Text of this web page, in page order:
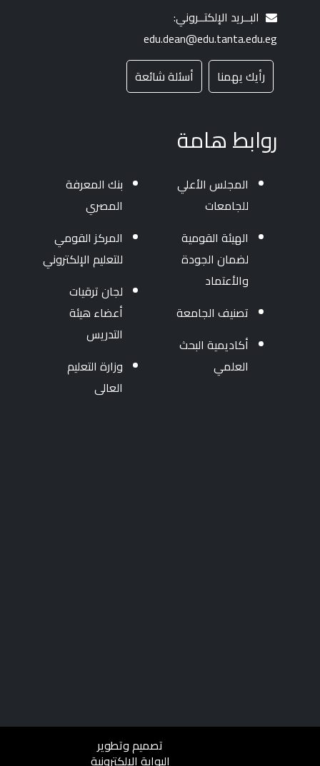
البــريد الإلكتــروني:
edu.dean@edu.tanta.edu.eg
رأيك يهمنا
أسئلة شائعة
روابط هامة
المجلس الأعلي
للجامعات
الهيئة القومية
لضمان الجودة
والأعتماد
تصنيف الجامعة
أكاديمية البحث
العلمي
بنك المعرفة
المصري
المركز القومي
للتعليم الإلكتروني
لجان ترقيات
أعضاء هيئة
التدريس
وزارة التعليم
العالى
تصميم وتطوير
البوابة الإلكترونية